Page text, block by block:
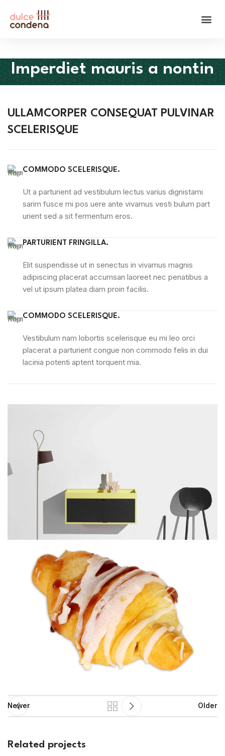
Imperdiet mauris a nontin
ULLAMCORPER CONSEQUAT PULVINAR
SCELERISQUE
COMMODO SCELERISQUE.
Ut a parturient ad vestibulum lectus varius dignistami
sarim fusce mi pos uere ante vivamus vesti bulum part
urient sed a sit fermentum eros.
PARTURIENT FRINGILLA.
Elit suspendisse ut in senectus in vivamus magnis
adipiscing placerat accumsan laoreet nec penatibus a
vel ut ipsum platea diam proin facilis.
COMMODO SCELERISQUE.
Vestibulum nam lobortis scelerisque eu mi leo orci
placerat a parturient congue non commodo felis in dui
lacinia potenti aptent torquent mia.
Newer Older
Related projects